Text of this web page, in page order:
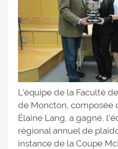
L’équipe de la Faculté
de Moncton, composée
Élaine Lang, a gagné,
régional annuel de
instance de la Coupe